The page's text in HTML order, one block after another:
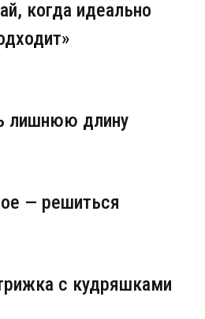
когда идеально
лишнюю длину
— решиться
с кудряшками